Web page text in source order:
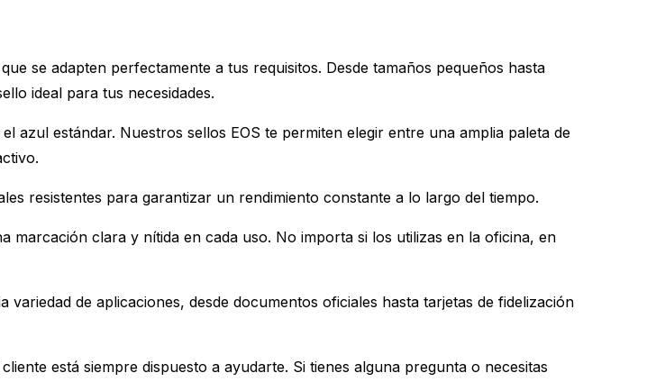
se adapten perfectamente a tus requisitos. Desde tamaños pequeños hasta
ideal para tus necesidades.
azul estándar. Nuestros sellos EOS te permiten elegir entre una amplia paleta de
resistentes para garantizar un rendimiento constante a lo largo del tiempo.
marcación clara y nítida en cada uso. No importa si los utilizas en la oficina, en
variedad de aplicaciones, desde documentos oficiales hasta tarjetas de fidelización
está siempre dispuesto a ayudarte. Si tienes alguna pregunta o necesitas